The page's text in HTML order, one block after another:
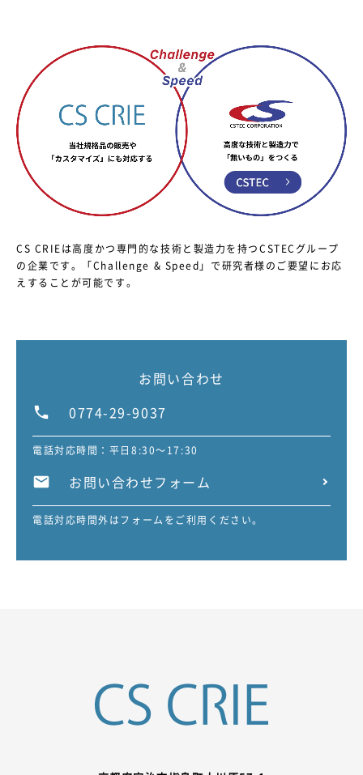
CS CRIEは高度かつ専門的な技術と製造力を持つCSTECグループ
の企業です。
「Challenge & Speed」で研究者様のご要望にお応
えすることが可能です。
お問い合わせ
0774-29-9037
電話対応時間：平日8:30～17:30
お問い合わせフォーム
電話対応時間外はフォームをご利用ください。